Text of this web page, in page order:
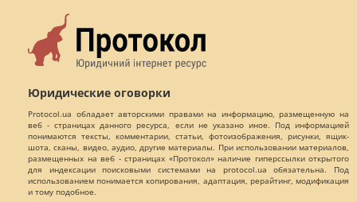
Юридические оговорки
Protocol.ua обладает авторскими правами на информацию, размещенную на
веб - страницах данного ресурса, если не указано иное. Под информацией
понимаются тексты, комментарии, статьи, фотоизображения, рисунки, ящик-
шота, сканы, видео, аудио, другие материалы. При использовании материалов,
размещенных на веб - страницах «Протокол» наличие гиперссылки открытого
для индексации поисковыми системами на protocol.ua обязательна. Под
использованием понимается копирования, адаптация, рерайтинг, модификация
и тому подобное.